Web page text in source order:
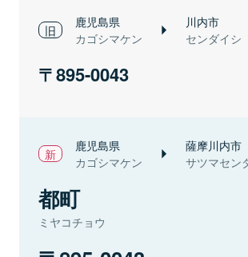
鹿児島県
カゴシマケン
川内市
センダイシ
895-0043
鹿児島県
カゴシマケン
薩摩川内市
サツマセン
都町
ミヤコチョウ